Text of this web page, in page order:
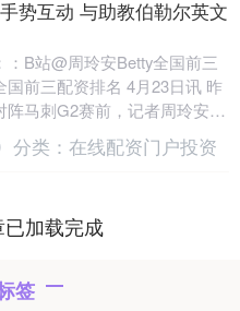
势互动 与助教伯勒尔英文
：B站@周玲安Betty全国前三
国前三配资排名 4月23日讯 昨
阵马刺G2赛前，记者周玲安拍
队友乐福积极互动，并与助教
分类： 在线配资门户投资
加载完成
签